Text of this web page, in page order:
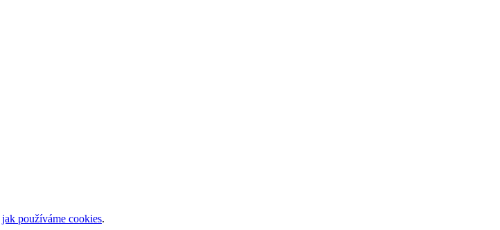
jak používáme cookies.